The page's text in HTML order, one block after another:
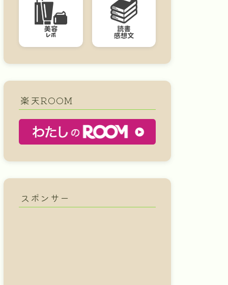
楽天ROOM
スポンサー